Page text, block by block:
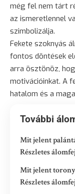
még fel nem tárt
az ismeretlennel
szimbolizálja.
Fekete szoknyás
fontos döntések
arra ösztönöz,
motivációinkat. A
hatalom és a
További
Mit jelent
Részletes
Mit jelent
Részletes